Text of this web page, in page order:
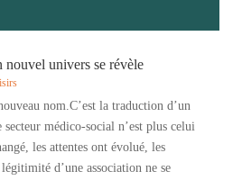
univers se révèle
nom.C’est la traduction d’un
médico-social n’est plus celui
les attentes ont évolué, les
d’une association ne se